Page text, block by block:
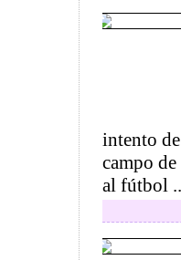
intento
campo
al fútbol